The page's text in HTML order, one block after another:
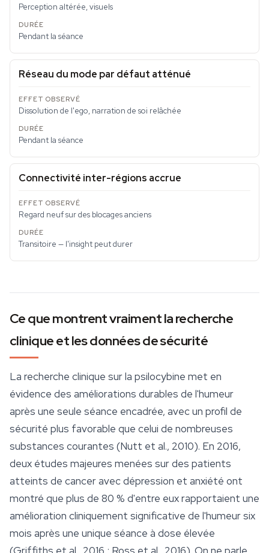
Perception altérée, visuels
Pendant la séance
Réseau du mode par défaut atténué
Dissolution de l'ego, narration de soi relâchée
Pendant la séance
Connectivité inter-régions accrue
Regard neuf sur des blocages anciens
Transitoire — l'insight peut durer
Ce que montrent vraiment la recherche
clinique et les données de sécurité
La recherche clinique sur la psilocybine met en
évidence des améliorations durables de l'humeur
après une seule séance encadrée, avec un profil de
sécurité plus favorable que celui de nombreuses
substances courantes (Nutt et al., 2010). En 2016,
deux études majeures menées sur des patients
atteints de cancer avec dépression et anxiété ont
montré que plus de 80 % d'entre eux rapportaient une
amélioration cliniquement significative de l'humeur six
mois après une unique séance à dose élevée